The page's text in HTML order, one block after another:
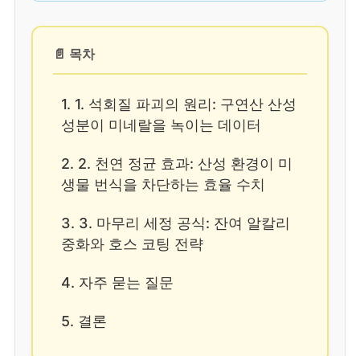
📄 목차
1. 1. 석회질 파괴의 원리: 구연산 산성
성분이 미네랄을 녹이는 데이터
2. 2. 천연 정균 효과: 산성 환경이 미
생물 번식을 차단하는 효율 수치
3. 3. 마무리 세정 공식: 잔여 알칼리
중화와 호스 코팅 전략
4. 자주 묻는 질문
5. 결론